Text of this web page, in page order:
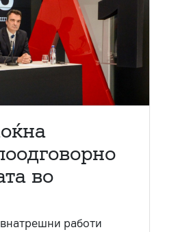
во
работи